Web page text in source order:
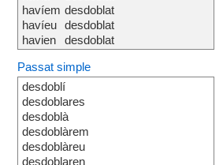
havíem
havíeu
havien
desdoblat
desdoblat
desdoblat
Passat simple
desdoblí
desdoblares
desdoblà
desdoblàrem
desdoblàreu
desdoblaren